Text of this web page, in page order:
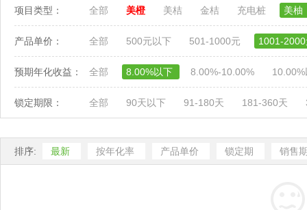
项目类型： 全部 美橙 美桔 金桔 充电桩 美柚
产品单价： 全部 500元以下 501-1000元 1001-
预期年化收益： 全部 8.00%以下 8.00%-10.00%
锁定期限： 全部 90天以下 91-180天 181-360天
排序: 最新 按年化率 产品单价 锁定期 销售